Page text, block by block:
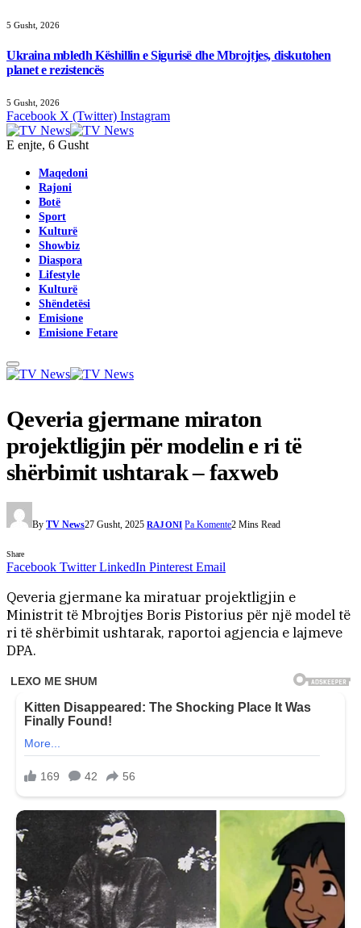
5 Gusht, 2026
Ukraina mbledh Këshillin e Sigurisë dhe Mbrojtjes, diskutohen
planet e rezistencës
5 Gusht, 2026
Facebook X (Twitter) Instagram
E enjte, 6 Gusht
Maqedoni
Rajoni
Botë
Sport
Kulturë
Showbiz
Diaspora
Lifestyle
Kulturë
Shëndetësi
Emisione
Emisione Fetare
Qeveria gjermane miraton
projektligjin për modelin e ri të
shërbimit ushtarak – faxweb
By TV News27 Gusht, 2025 RAJONI Pa Komente2 Mins Read
Share
Facebook Twitter LinkedIn Pinterest Email
Qeveria gjermane ka miratuar projektligjin e
Ministrit të Mbrojtjes Boris Pistorius për një model të
ri të shërbimit ushtarak, raportoi agjencia e lajmeve
DPA.